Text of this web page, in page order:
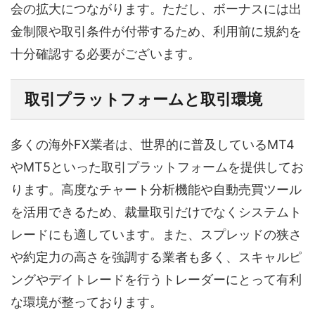
会の拡大につながります。ただし、ボーナスには出
金制限や取引条件が付帯するため、利用前に規約を
十分確認する必要がございます。
取引プラットフォームと取引環境
多くの海外FX業者は、世界的に普及しているMT4
やMT5といった取引プラットフォームを提供してお
ります。高度なチャート分析機能や自動売買ツール
を活用できるため、裁量取引だけでなくシステムト
レードにも適しています。また、スプレッドの狭さ
や約定力の高さを強調する業者も多く、スキャルピ
ングやデイトレードを行うトレーダーにとって有利
な環境が整っております。